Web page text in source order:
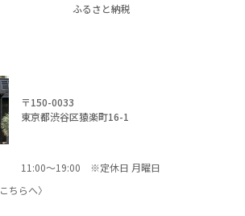
ふるさと納税
〒150-0033
東京都渋谷区猿楽町16-1
11:00～19:00 ※定休日 月曜日
こちらへ〉